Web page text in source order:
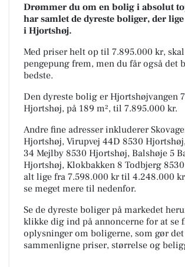
Drømmer du om en bolig i absolut
har samlet de dyreste boliger, der
i Hjortshøj.
Med priser helt op til 7.895.000 kr,
pengepung frem, men du får også det
bedste.
Den dyreste bolig er Hjortshøjvangen
Hjortshøj, på 189 m², til 7.895.000 kr.
Andre fine adresser inkluderer
Hjortshøj, Virupvej 44D 8530
34 Mejlby 8530 Hjortshøj, Balshøje 5
Hjortshøj, Klokbakken 8 Todbjerg
alt lige fra 7.598.000 kr til 4.248.000
se meget mere til nedenfor.
Se de dyreste boliger på markedet
klikke dig ind på annoncerne for at se
oplysninger om boligerne, som gør
sammenligne priser, størrelse og